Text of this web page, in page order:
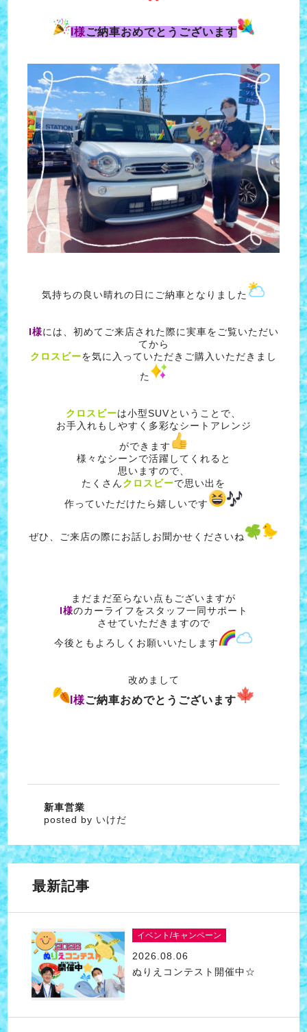
I様ご納車おめでとうございます
気持ちの良い晴れの日にご納車となりました
I様には、初めてご来店された際に実車をご覧いただい
てから
クロスビーを気に入っていただきご購入いただきまし
た
クロスビーは小型SUVということで、
お手入れもしやすく多彩なシートアレンジ
ができます
様々なシーンで活躍してくれると
思いますので、
たくさんクロスビーで思い出を
作っていただけたら嬉しいです
ぜひ、ご来店の際にお話しお聞かせくださいね
まだまだ至らない点もございますが
I様のカーライフをスタッフ一同サポート
させていただきますので
今後ともよろしくお願いいたします
改めまして
I様ご納車おめでとうございます
新車営業
posted by いけだ
最新記事
イベント/キャンペーン
2026.08.06
ぬりえコンテスト開催中☆